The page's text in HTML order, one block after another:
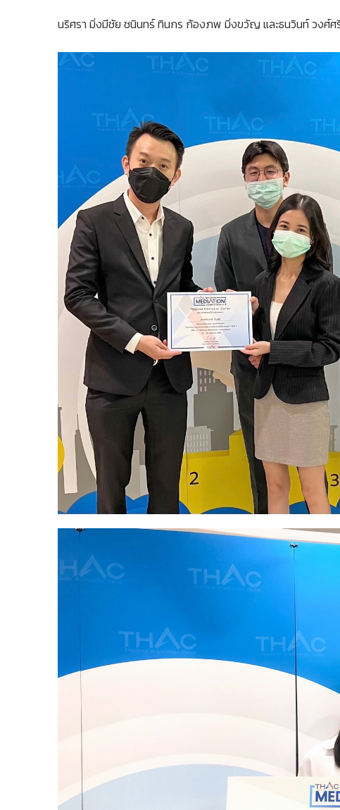
นริศรา มิ่งมีชัย ชนินทร์ ทินกร ก้องภพ มิ่งขวัญ และธนวินท์ วงศ์ศ